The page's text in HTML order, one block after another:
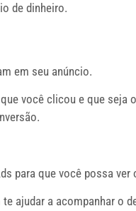
de dinheiro.
em seu anúncio.
você clicou e que seja
para que você possa
ajudar a acompanhar o